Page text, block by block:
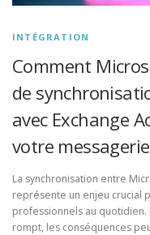
INTÉGRATION
Comment
de
avec Exchange
votre messagerie
La synchronisation entre
représente un enjeu crucial
professionnels au
rompt, les conséquences